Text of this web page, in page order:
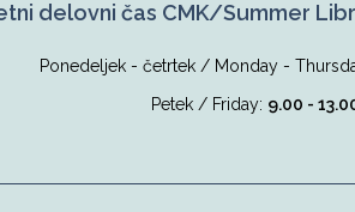
delovni čas CMK/Summer
Ponedeljek - četrtek / Monday -
Petek / Friday: 9.00 -